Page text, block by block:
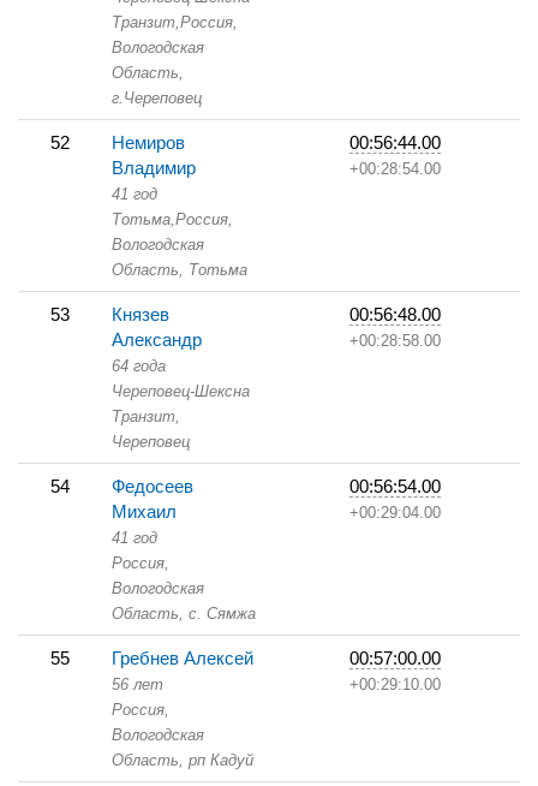
Транзит,Россия,
Вологодская
Область,
г.Череповец
52
Немиров
Владимир
41 год
Тотьма,Россия,
Вологодская
Область, Тотьма
00:56:44.00
+00:28:54.00
53
Князев
Александр
64 года
Череповец-Шексна
Транзит,
Череповец
00:56:48.00
+00:28:58.00
54
Федосеев
Михаил
41 год
Россия,
Вологодская
Область, с. Сямжа
00:56:54.00
+00:29:04.00
55 Гребнев Алексей
56 лет
Россия,
Вологодская
Область, рп Кадуй
00:57:00.00
+00:29:10.00